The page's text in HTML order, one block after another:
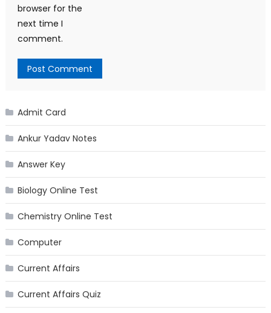
browser for the
next time I
comment.
Admit Card
Ankur Yadav Notes
Answer Key
Biology Online Test
Chemistry Online Test
Computer
Current Affairs
Current Affairs Quiz